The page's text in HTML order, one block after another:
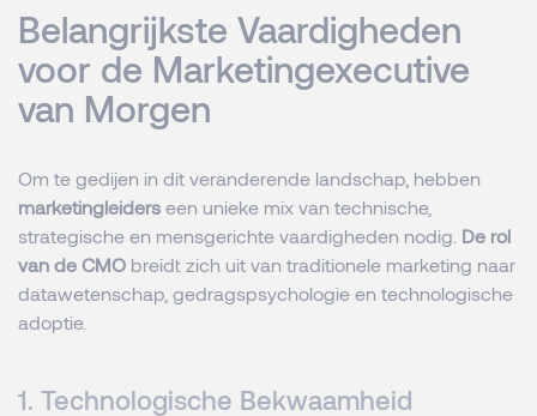
Belangrijkste Vaardigheden
voor de Marketingexecutive
van Morgen
Om te gedijen in dit veranderende landschap, hebben
marketingleiders een unieke mix van technische,
strategische en mensgerichte vaardigheden nodig. De rol
van de CMO breidt zich uit van traditionele marketing naar
datawetenschap, gedragspsychologie en technologische
adoptie.
1. Technologische Bekwaamheid